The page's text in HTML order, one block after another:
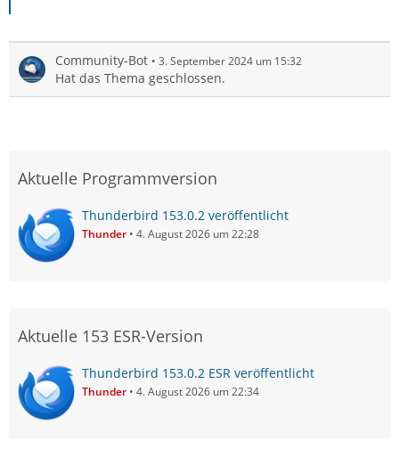
Community-Bot 3. September 2024 um 15:32
Hat das Thema geschlossen.
Aktuelle Programmversion
Thunderbird 153.0.2 veröffentlicht
Thunder 4. August 2026 um 22:28
Aktuelle 153 ESR-Version
Thunderbird 153.0.2 ESR veröffentlicht
Thunder 4. August 2026 um 22:34